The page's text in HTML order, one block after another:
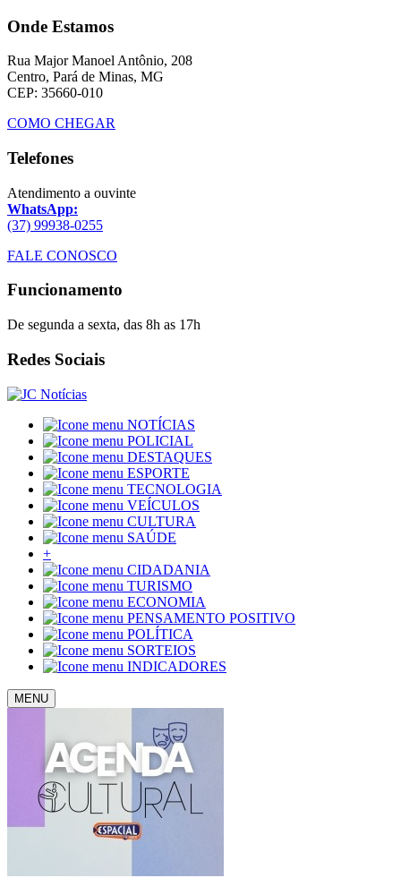
Onde Estamos
Rua Major Manoel Antônio, 208
Centro, Pará de Minas, MG
CEP: 35660-010
COMO CHEGAR
Telefones
Atendimento a ouvinte
WhatsApp:
(37) 99938-0255
FALE CONOSCO
Funcionamento
De segunda a sexta, das 8h as 17h
Redes Sociais
NOTÍCIAS
POLICIAL
DESTAQUES
ESPORTE
TECNOLOGIA
VEÍCULOS
CULTURA
SAÚDE
+
CIDADANIA
TURISMO
ECONOMIA
PENSAMENTO POSITIVO
POLÍTICA
SORTEIOS
INDICADORES
MENU